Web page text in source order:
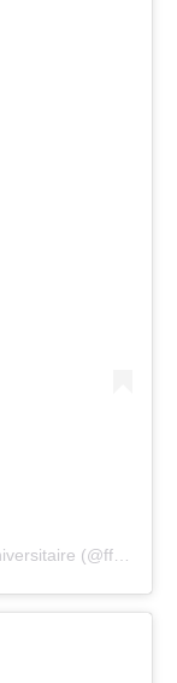
Une publication partagée par FF Sport Universitaire (@ffsu_sportuniversitaire)